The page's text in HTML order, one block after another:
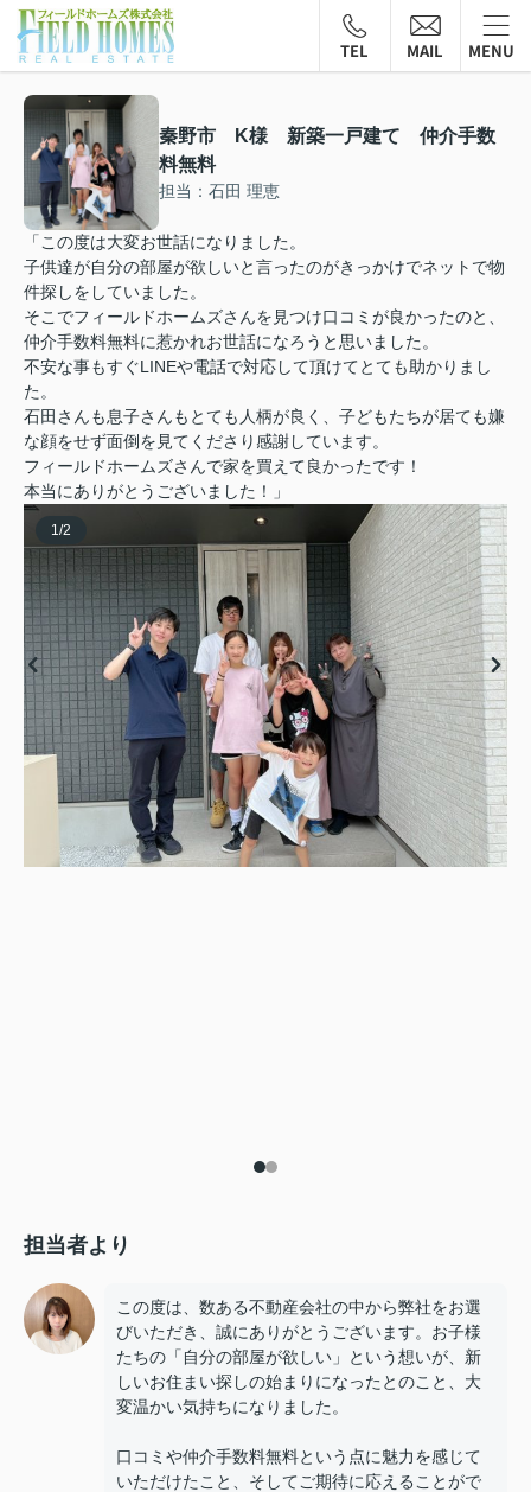
TEL MAIL MENU
秦野市 K様 新築一戸建て 仲介手数
料無料
担当：石田 理恵
「この度は大変お世話になりました。
子供達が自分の部屋が欲しいと言ったのがきっかけでネットで物
件探しをしていました。
そこでフィールドホームズさんを見つけ口コミが良かったのと、
仲介手数料無料に惹かれお世話になろうと思いました。
不安な事もすぐLINEや電話で対応して頂けてとても助かりまし
た。
石田さんも息子さんもとても人柄が良く、子どもたちが居ても嫌
な顔をせず面倒を見てくださり感謝しています。
フィールドホームズさんで家を買えて良かったです！
本当にありがとうございました！」
1 /2
担当者より
この度は、数ある不動産会社の中から弊社をお選
びいただき、誠にありがとうございます。お子様
たちの「自分の部屋が欲しい」という想いが、新
しいお住まい探しの始まりになったとのこと、大
変温かい気持ちになりました。
口コミや仲介手数料無料という点に魅力を感じて
いただけたこと、そしてご期待に応えることがで